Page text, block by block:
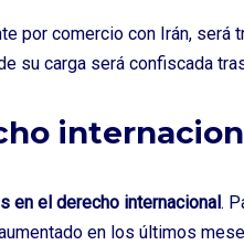
por comercio con Irán, será
su carga será confiscada
en el derecho internacional.
en los últimos